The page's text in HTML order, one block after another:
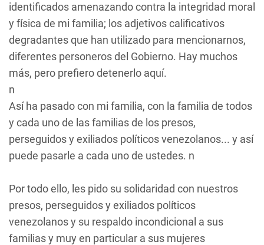
identificados amenazando contra la integridad moral
y física de mi familia; los adjetivos calificativos
degradantes que han utilizado para mencionarnos,
diferentes personeros del Gobierno. Hay muchos
más, pero prefiero detenerlo aquí.
n
Así ha pasado con mi familia, con la familia de todos
y cada uno de las familias de los presos,
perseguidos y exiliados políticos venezolanos... y así
puede pasarle a cada uno de ustedes. n
Por todo ello, les pido su solidaridad con nuestros
presos, perseguidos y exiliados políticos
venezolanos y su respaldo incondicional a sus
familias y muy en particular a sus mujeres